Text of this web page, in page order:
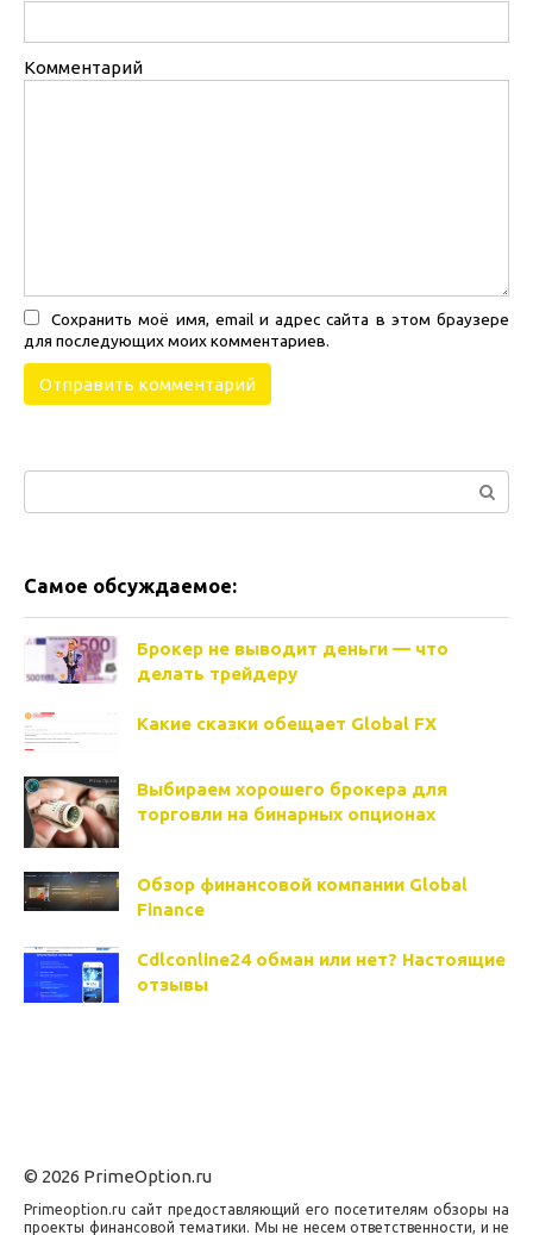
Комментарий
Сохранить моё имя, email и адрес сайта в этом браузере
для последующих моих комментариев.
Самое обсуждаемое:
Брокер не выводит деньги — что
делать трейдеру
Какие сказки обещает Global FX
Выбираем хорошего брокера для
торговли на бинарных опционах
Обзор финансовой компании Global
Finance
Cdlconline24 обман или нет? Настоящие
отзывы
© 2026 PrimeOption.ru
Primeoption.ru сайт предоставляющий его посетителям обзоры на
проекты финансовой тематики. Мы не несем ответственности, и не